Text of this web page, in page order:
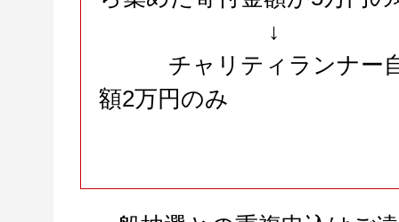
↓
チャリティランナー
額2万円のみ